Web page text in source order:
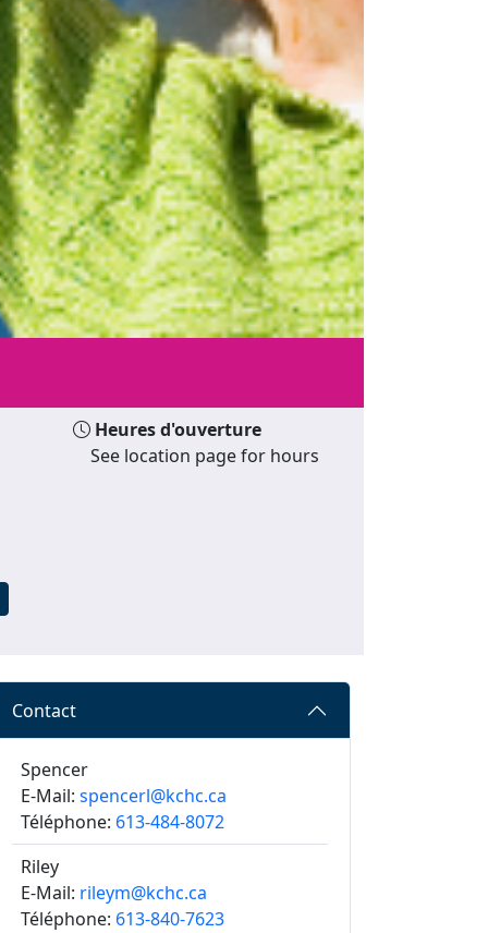
Heures d'ouverture
See location page for hours
Contact
Spencer
E-Mail: spencerl@kchc.ca
Téléphone: 613-484-8072
Riley
E-Mail: rileym@kchc.ca
Téléphone: 613-840-7623